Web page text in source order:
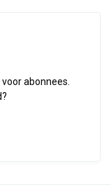
abonnees.